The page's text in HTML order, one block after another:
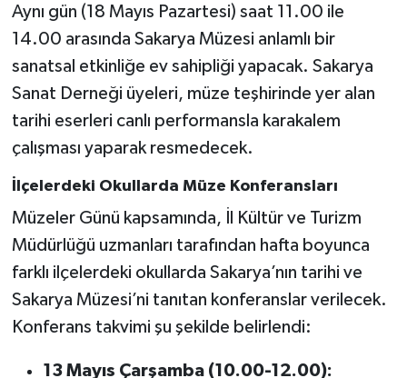
Aynı gün (18 Mayıs Pazartesi) saat 11.00 ile
14.00 arasında Sakarya Müzesi anlamlı bir
sanatsal etkinliğe ev sahipliği yapacak. Sakarya
Sanat Derneği üyeleri, müze teşhirinde yer alan
tarihi eserleri canlı performansla karakalem
çalışması yaparak resmedecek.
İlçelerdeki Okullarda Müze Konferansları
Müzeler Günü kapsamında, İl Kültür ve Turizm
Müdürlüğü uzmanları tarafından hafta boyunca
farklı ilçelerdeki okullarda Sakarya’nın tarihi ve
Sakarya Müzesi’ni tanıtan konferanslar verilecek.
Konferans takvimi şu şekilde belirlendi:
13 Mayıs Çarşamba (10.00-12.00):